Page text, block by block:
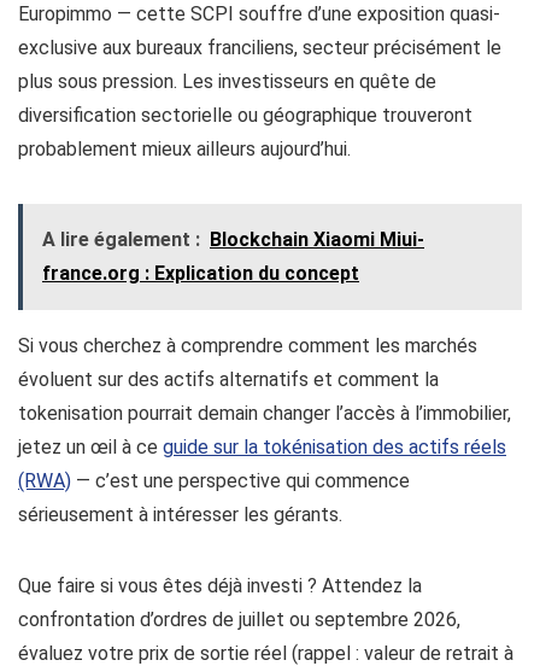
Europimmo — cette SCPI souffre d’une exposition quasi-
exclusive aux bureaux franciliens, secteur précisément le
plus sous pression. Les investisseurs en quête de
diversification sectorielle ou géographique trouveront
probablement mieux ailleurs aujourd’hui.
A lire également : Blockchain Xiaomi Miui-
france.org​ : Explication du concept
Si vous cherchez à comprendre comment les marchés
évoluent sur des actifs alternatifs et comment la
tokenisation pourrait demain changer l’accès à l’immobilier,
jetez un œil à ce guide sur la tokénisation des actifs réels
(RWA) — c’est une perspective qui commence
sérieusement à intéresser les gérants.
Que faire si vous êtes déjà investi ? Attendez la
confrontation d’ordres de juillet ou septembre 2026,
évaluez votre prix de sortie réel (rappel : valeur de retrait à